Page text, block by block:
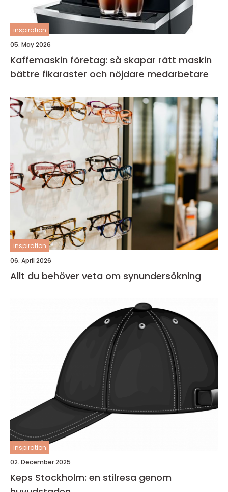
inspiration
05. May 2026
Kaffemaskin företag: så skapar rätt maskin
bättre fikaraster och nöjdare medarbetare
inspiration
06. April 2026
Allt du behöver veta om synundersökning
inspiration
02. December 2025
Keps Stockholm: en stilresa genom